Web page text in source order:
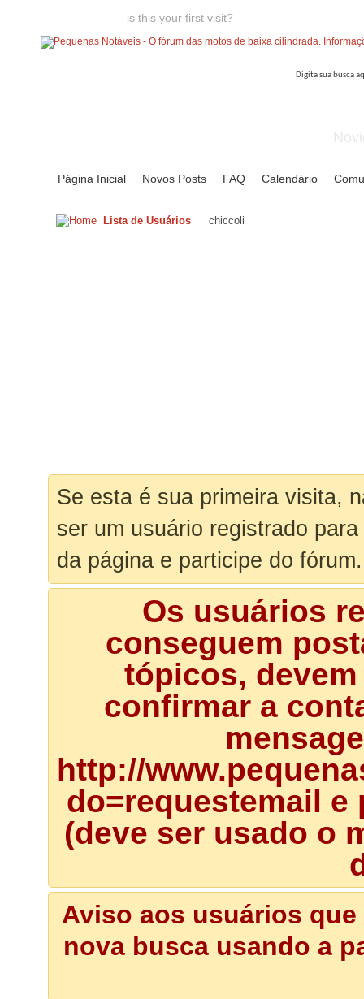
is this your first visit?
Página Inicial Novos Posts FAQ Calendário
Lista de Usuários chiccoli
Se esta é sua primeira visita,
ser um usuário registrado
da página e participe do fórum.
Os usuários
conseguem
tópicos,
confirmar a
http://
do=requestemail
(deve ser usado o
Aviso aos usuários
nova busca usando a